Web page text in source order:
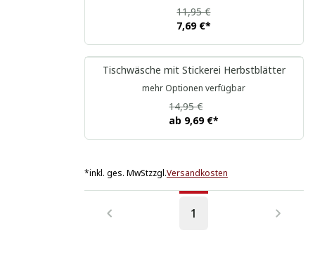
7,69 €*
11,95 €
Tischwäsche mit Stickerei Herbstblätter
mehr Optionen verfügbar
ab 9,69 €*
14,95 €
*inkl. ges. MwStzzgl.Versandkosten
1